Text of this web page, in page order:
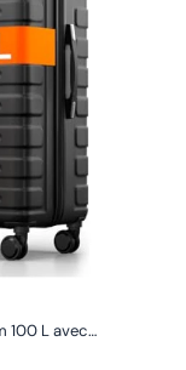
100 L avec…